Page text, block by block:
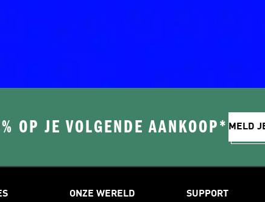
OP JE VOLGENDE AANKOOP* MELD
ONZE WERELD SUPPORT